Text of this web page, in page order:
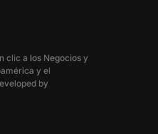
clic a los Negocios y
y el
by